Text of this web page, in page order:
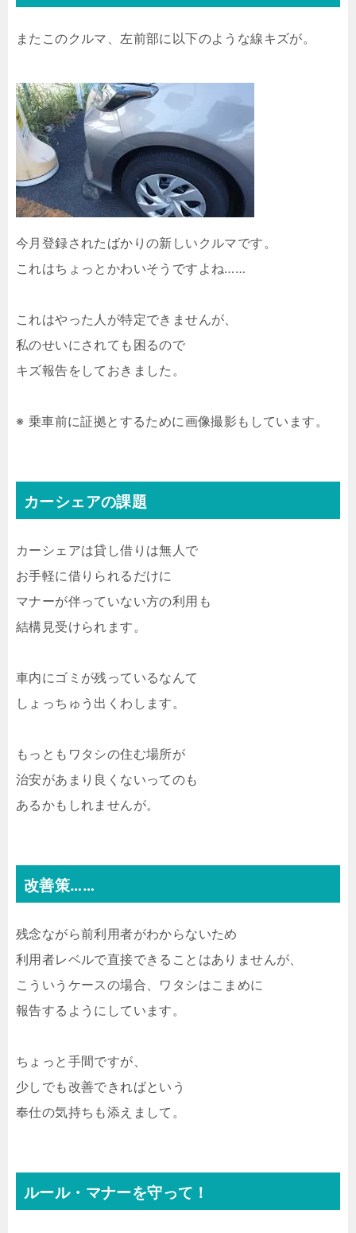
またこのクルマ、左前部に以下のような線キズが。
今月登録されたばかりの新しいクルマです。
これはちょっとかわいそうですよね……
これはやった人が特定できませんが、
私のせいにされても困るので
キズ報告をしておきました。
※ 乗車前に証拠とするために画像撮影もしています。
カーシェアの課題
カーシェアは貸し借りは無人で
お手軽に借りられるだけに
マナーが伴っていない方の利用も
結構見受けられます。
車内にゴミが残っているなんて
しょっちゅう出くわします。
もっともワタシの住む場所が
治安があまり良くないってのも
あるかもしれませんが。
改善策……
残念ながら前利用者がわからないため
利用者レベルで直接できることはありませんが、
こういうケースの場合、ワタシはこまめに
報告するようにしています。
ちょっと手間ですが、
少しでも改善できればという
奉仕の気持ちも添えまして。
ルール・マナーを守って！